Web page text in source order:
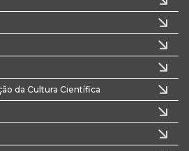
da Cultura Científica